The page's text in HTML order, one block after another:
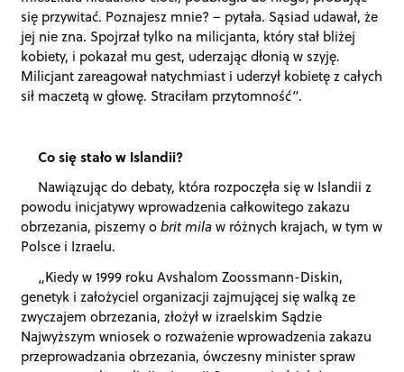
się przywitać. Poznajesz mnie? – pytała. Sąsiad udawał, że
jej nie zna. Spojrzał tylko na milicjanta, który stał bliżej
kobiety, i pokazał mu gest, uderzając dłonią w szyję.
Milicjant zareagował natychmiast i uderzył kobietę z całych
sił maczetą w głowę. Straciłam przytomność”.
Co się stało w Islandii?
Nawiązując do debaty, która rozpoczęła się w Islandii z
powodu inicjatywy wprowadzenia całkowitego zakazu
obrzezania, piszemy obrit milaw różnych krajach, w tym w
Polsce i Izraelu.
„Kiedy w 1999 roku Avshalom Zoossmann-Diskin,
genetyk i założyciel organizacji zajmującej się walką ze
zwyczajem obrzezania, złożył w izraelskim Sądzie
Najwyższym wniosek o rozważenie wprowadzenia zakazu
przeprowadzania obrzezania, ówczesny minister spraw